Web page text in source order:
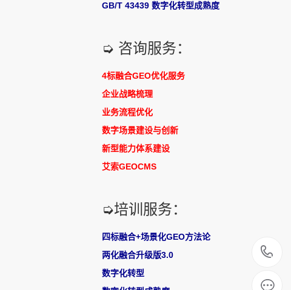
GB/T 43439 数字化转型成熟度
➭ 咨询服务：
4标融合GEO优化服务
企业战略梳理
业务流程优化
数字场景建设与创新
新型能力体系建设
艾索GEOCMS
➭培训服务：
四标融合+场景化GEO方法论
两化融合升级版3.0
数字化转型